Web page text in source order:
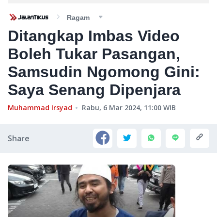
Ragam
Ditangkap Imbas Video
Boleh Tukar Pasangan,
Samsudin Ngomong Gini:
Saya Senang Dipenjara
Muhammad Irsyad Rabu, 6 Mar 2024, 11:00 WIB
Share